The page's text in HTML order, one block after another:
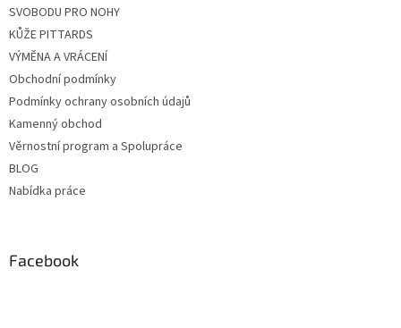
SVOBODU PRO NOHY
KŮŽE PITTARDS
VÝMĚNA A VRÁCENÍ
Obchodní podmínky
Podmínky ochrany osobních údajů
Kamenný obchod
Věrnostní program a Spolupráce
BLOG
Nabídka práce
Facebook